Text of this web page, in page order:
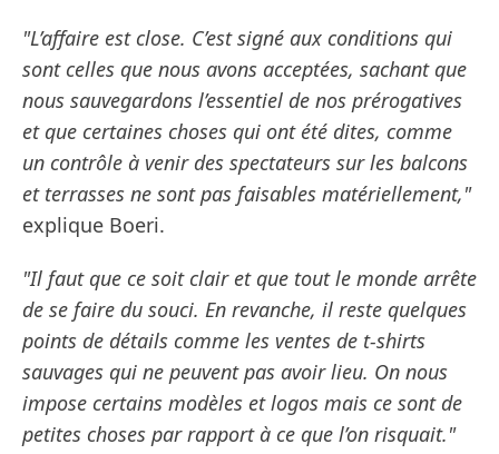
"L’affaire est close. C’est signé aux conditions qui
sont celles que nous avons acceptées, sachant que
nous sauvegardons l’essentiel de nos prérogatives
et que certaines choses qui ont été dites, comme
un contrôle à venir des spectateurs sur les balcons
et terrasses ne sont pas faisables matériellement,"
explique Boeri.
"Il faut que ce soit clair et que tout le monde arrête
de se faire du souci. En revanche, il reste quelques
points de détails comme les ventes de t-shirts
sauvages qui ne peuvent pas avoir lieu. On nous
impose certains modèles et logos mais ce sont de
petites choses par rapport à ce que l’on risquait."